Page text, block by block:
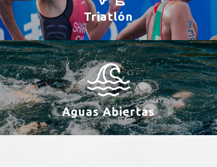
Triatlón
Aguas Abiertas